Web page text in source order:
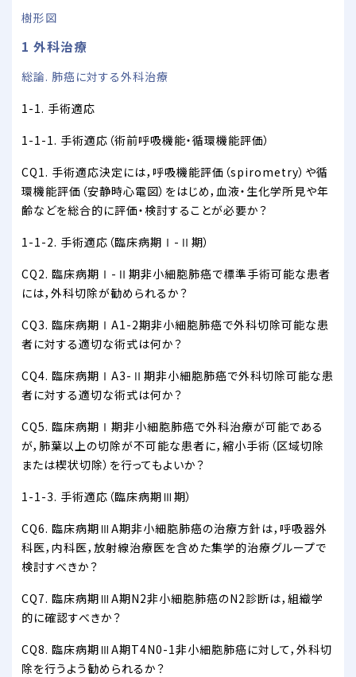
樹形図
1 外科治療
総論. 肺癌に対する外科治療
1-1. 手術適応
1-1-1. 手術適応（術前呼吸機能・循環機能評価）
CQ1. 手術適応決定には，呼吸機能評価（spirometry）や循
環機能評価（安静時心電図）をはじめ，血液・生化学所見や年
齢などを総合的に評価・検討することが必要か？
1-1-2. 手術適応（臨床病期Ⅰ-Ⅱ期）
CQ2. 臨床病期Ⅰ-Ⅱ期非小細胞肺癌で標準手術可能な患者
には，外科切除が勧められるか？
CQ3. 臨床病期ⅠA1-2期非小細胞肺癌で外科切除可能な患
者に対する適切な術式は何か？
CQ4. 臨床病期ⅠA3-Ⅱ期非小細胞肺癌で外科切除可能な患
者に対する適切な術式は何か？
CQ5. 臨床病期Ⅰ期非小細胞肺癌で外科治療が可能である
が，肺葉以上の切除が不可能な患者に，縮小手術（区域切除
または楔状切除）を行ってもよいか？
1-1-3. 手術適応（臨床病期Ⅲ期）
CQ6. 臨床病期ⅢA期非小細胞肺癌の治療方針は，呼吸器外
科医，内科医，放射線治療医を含めた集学的治療グループで
検討すべきか？
CQ7. 臨床病期ⅢA期N2非小細胞肺癌のN2診断は，組織学
的に確認すべきか？
CQ8. 臨床病期ⅢA期T4N0-1非小細胞肺癌に対して，外科切
除を行うよう勧められるか？